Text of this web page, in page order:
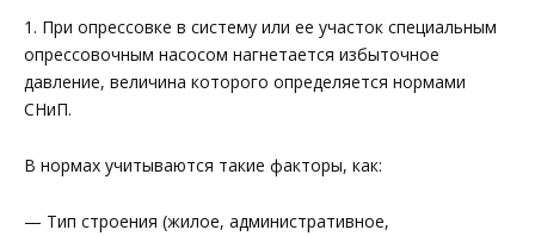
1. При опрессовке в систему или ее участок специальным
опрессовочным насосом нагнетается избыточное
давление, величина которого определяется нормами
СНиП.
В нормах учитываются такие факторы, как:
— Тип строения (жилое, административное,